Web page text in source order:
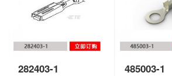
282403-1 485003-1